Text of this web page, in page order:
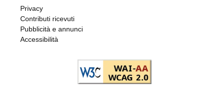
Privacy
Contributi ricevuti
Pubblicità e annunci
Accessibilità